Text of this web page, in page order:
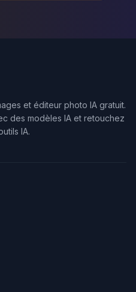
et éditeur photo IA gratuit.
des modèles IA et retouchez
IA.